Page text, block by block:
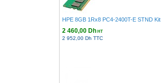
HPE 8GB 1Rx8 PC4-2400T-E STND Kit
2 460,00 DhHT
2 952,00 Dh TTC